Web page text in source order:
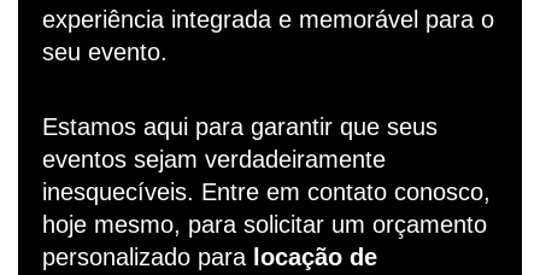
experiência integrada e memorável para o
seu evento.
Estamos aqui para garantir que seus
eventos sejam verdadeiramente
inesquecíveis. Entre em contato conosco,
hoje mesmo, para solicitar um orçamento
personalizado para locação de